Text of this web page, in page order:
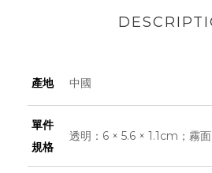
產地 中國
單件
規格
透明：6 × 5.6 × 1.1cm；霧